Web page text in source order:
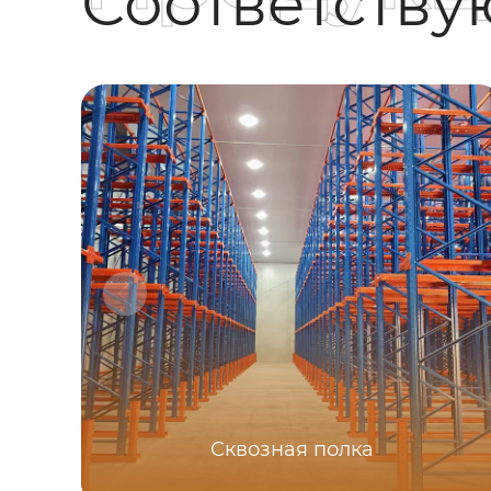
Сквозная полка